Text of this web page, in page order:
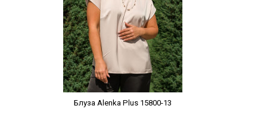
Блуза Alenka Plus 15800-13